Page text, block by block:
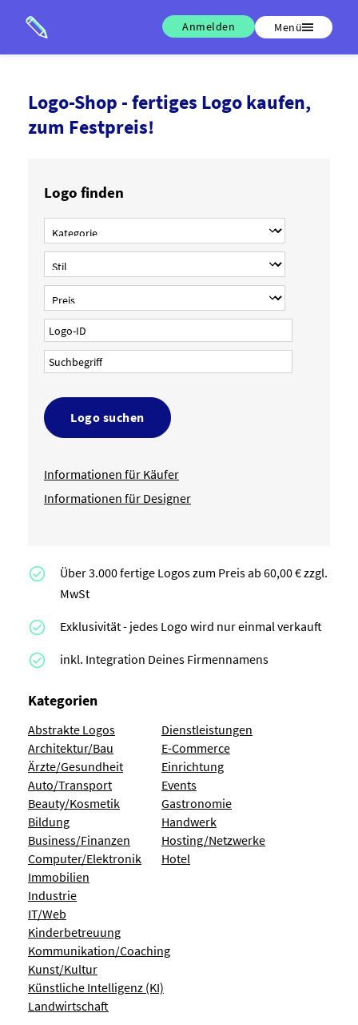
Anmelden Menü
Logo-Shop - fertiges Logo kaufen,
zum Festpreis!
Logo finden
Logo suchen
Informationen für Käufer
Informationen für Designer
Über 3.000 fertige Logos zum Preis ab 60,00 € zzgl.
MwSt
Exklusivität - jedes Logo wird nur einmal verkauft
inkl. Integration Deines Firmennamens
Kategorien
Abstrakte Logos
Architektur/Bau
Ärzte/Gesundheit
Auto/Transport
Beauty/Kosmetik
Bildung
Business/Finanzen
Computer/Elektronik
Dienstleistungen
E-Commerce
Einrichtung
Events
Gastronomie
Handwerk
Hosting/Netzwerke
Hotel
Immobilien
Industrie
IT/Web
Kinderbetreuung
Kommunikation/Coaching
Kunst/Kultur
Künstliche Intelligenz (KI)
Landwirtschaft